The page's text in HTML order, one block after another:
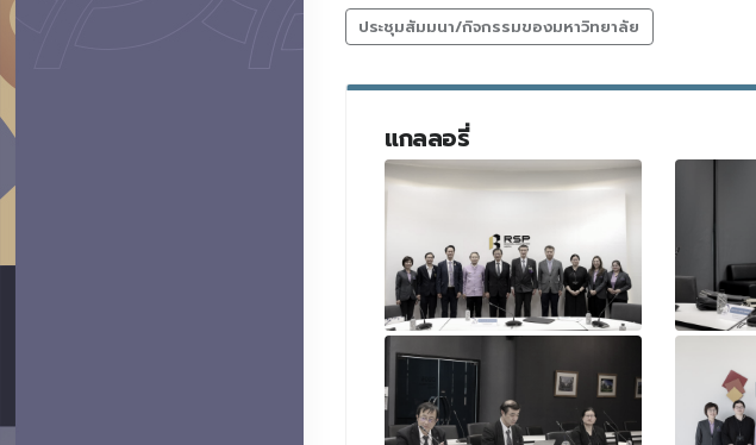
ประชุมสัมมนา/กิจกรรมของมหาวิทยาลัย
แกลลอรี่